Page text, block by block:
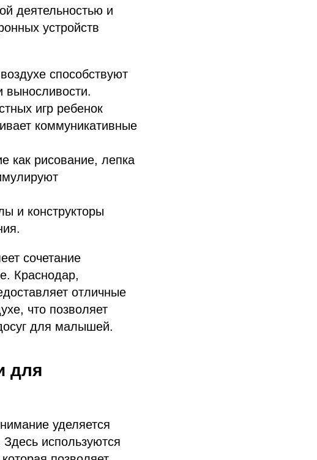
деятельностью и
устройств
способствуют
игр ребенок
коммуникативные
как рисование, лепка
и конструкторы
сочетание
Краснодар,
отличные
что позволяет
для малышей.
для
уделяется
используются